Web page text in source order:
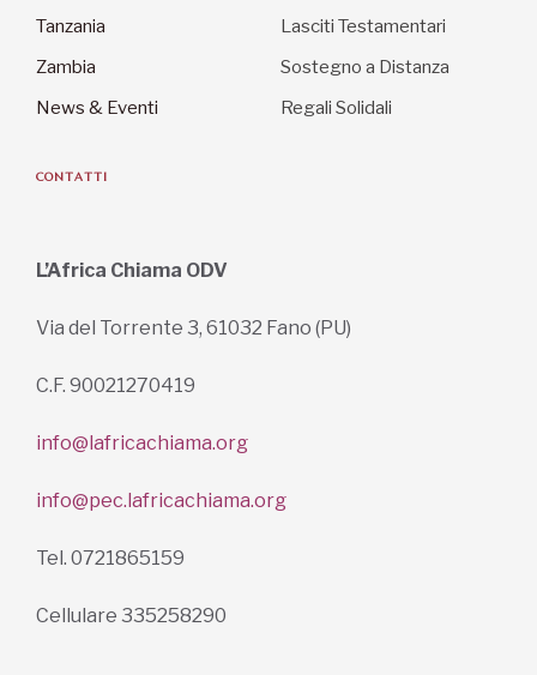
Tanzania
Zambia
News & Eventi
Lasciti Testamentari
Sostegno a Distanza
Regali Solidali
CONTATTI
L’Africa Chiama ODV
Via del Torrente 3, 61032 Fano (PU)
C.F. 90021270419
info@lafricachiama.org
info@pec.lafricachiama.org
Tel. 0721865159
Cellulare 335258290